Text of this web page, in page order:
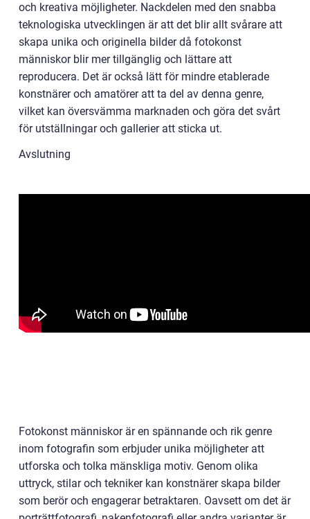
och kreativa möjligheter. Nackdelen med den snabba
teknologiska utvecklingen är att det blir allt svårare att
skapa unika och originella bilder då fotokonst
människor blir mer tillgänglig och lättare att
reproducera. Det är också lätt för mindre etablerade
konstnärer och amatörer att ta del av denna genre,
vilket kan översvämma marknaden och göra det svårt
för utställningar och gallerier att sticka ut.
Avslutning
Fotokonst människor är en spännande och rik genre
inom fotografin som erbjuder unika möjligheter att
utforska och tolka mänskliga motiv. Genom olika
uttryck, stilar och tekniker kan konstnärer skapa bilder
som berör och engagerar betraktaren. Oavsett om det är